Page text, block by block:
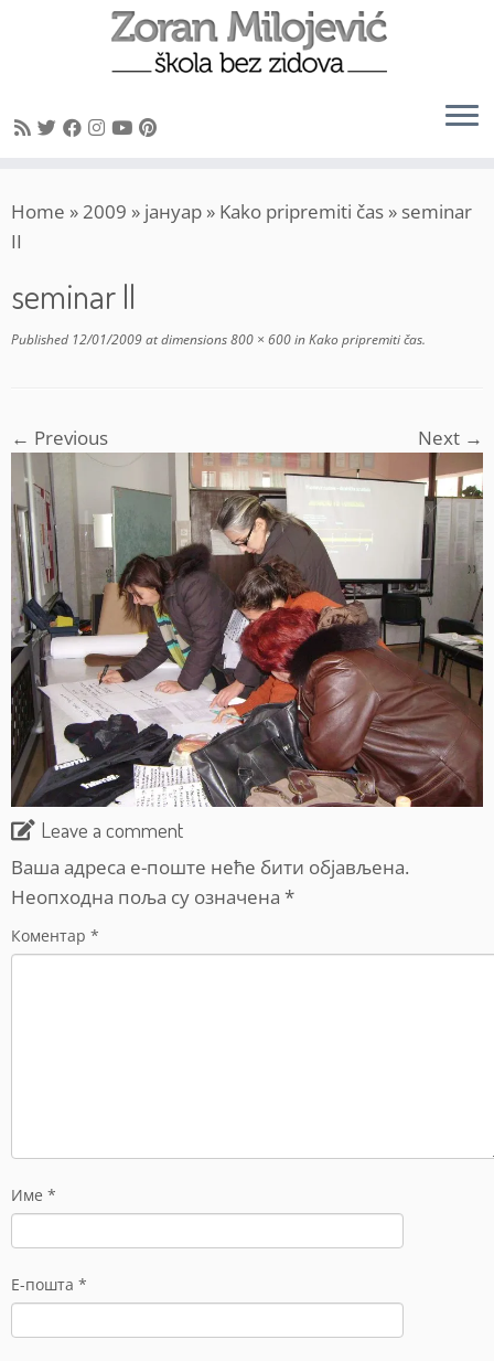
to
content
Home »2009 » јануар » Kako pripremiti čas » seminar
II
seminar II
Published 12/01/2009at dimensions800 × 600inKako pripremiti čas.
← Previous Next →
Leave a comment
Ваша адреса е-поште неће бити објављена.
Неопходна поља су означена *
Коментар *
Име *
Е-пошта *